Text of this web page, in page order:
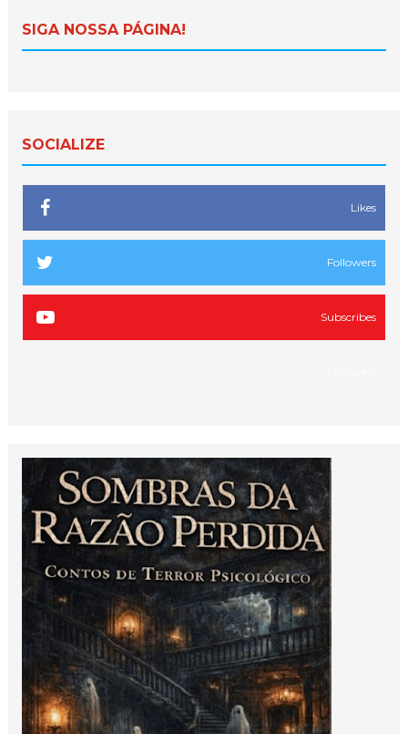
SIGA NOSSA PÁGINA!
SOCIALIZE
Likes
Followers
Subscribes